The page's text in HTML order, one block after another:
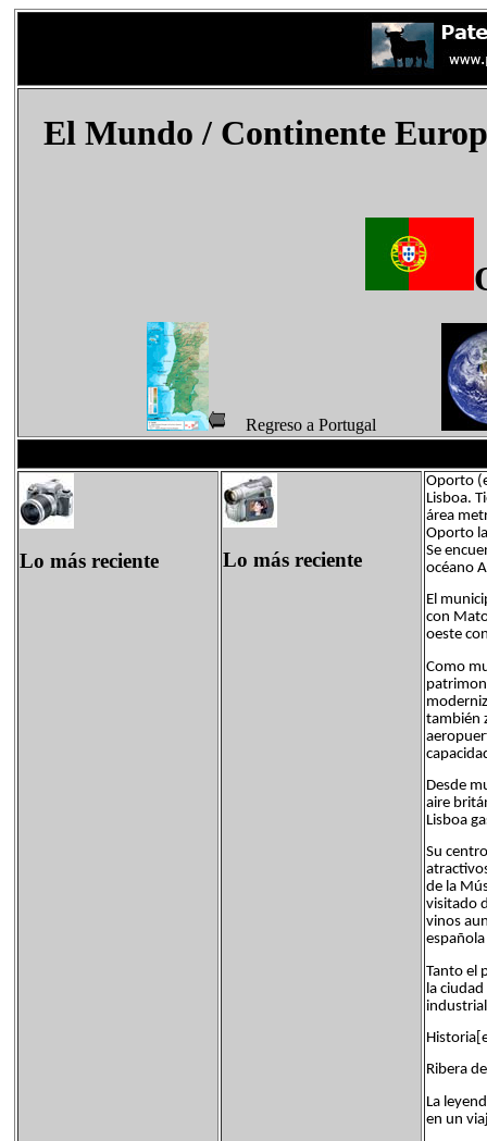
El Mundo/ Continente
Regreso a Portugal
Lo más reciente Lo más reciente
Oporto
Lisboa.
área
Oporto
Se
océano
El
con
oeste
Como
también
Desde
aire
Lisboa
Su
de la
visitado
vinos
Tanto el
la
Ribera
La
en un